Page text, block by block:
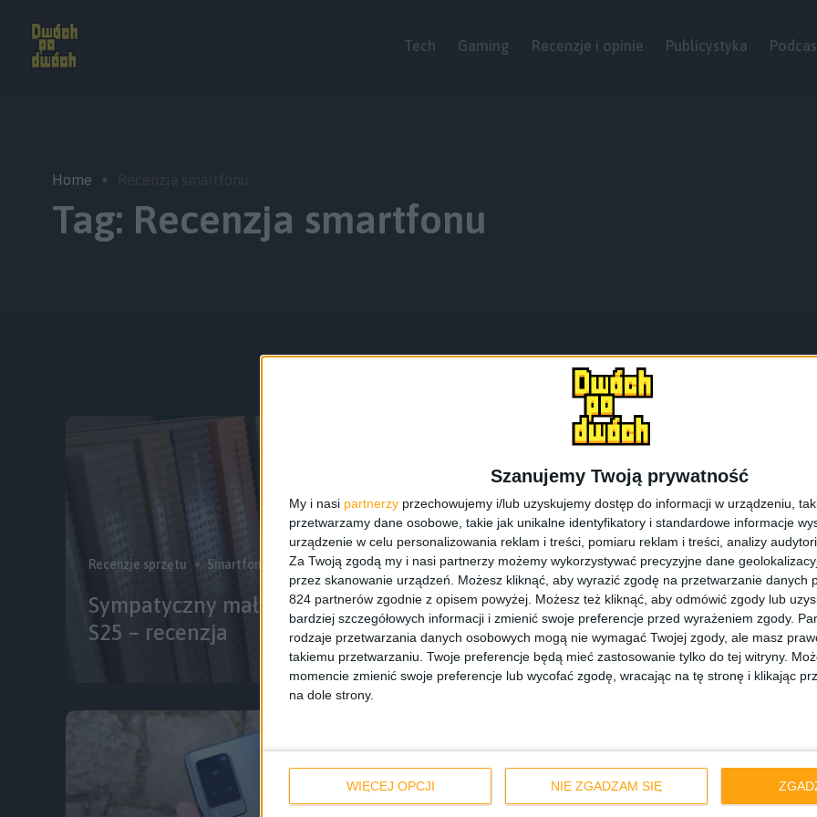
Szanujemy Twoją prywatność
My i nasi partnerzy przechowujemy i/lub uzyskujemy dostęp do informacji w urządzeniu,
przetwarzamy dane osobowe, takie jak unikalne identyfikatory i standardowe informacje
urządzenie w celu personalizowania reklam i treści, pomiaru reklam i treści, analizy
Za Twoją zgodą my i nasi partnerzy możemy wykorzystywać precyzyjne dane
przez skanowanie urządzeń. Możesz kliknąć, aby wyrazić zgodę na przetwarzanie danych
824 partnerów zgodnie z opisem powyżej. Możesz też kliknąć, aby odmówić zgody lub
bardziej szczegółowych informacji i zmienić swoje preferencje przed wyrażeniem zgody.
rodzaje przetwarzania danych osobowych mogą nie wymagać Twojej zgody, ale masz
takiemu przetwarzaniu. Twoje preferencje będą mieć zastosowanie tylko do tej witryny.
momencie zmienić swoje preferencje lub wycofać zgodę, wracając na tę stronę i klikając
na dole strony.
WIĘCEJ OPCJI NIE ZGADZAM SIĘ
Tech Gaming Recenzje i opinie Publicystyka
Home
Tag: Recenzja smartfonu
Recenzje sprzętu Smartfony Wyróżnione
Sympatyczny mały flagowiec. Samsung Galaxy
S25 – recenzja
Recenzje sprzętu
Dobry powrót
GT 6